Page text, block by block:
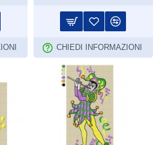
CHIEDI INFORMAZIONI